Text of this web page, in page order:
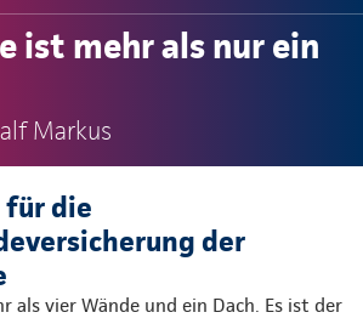
ist mehr als nur ein
Markus
für die
der
als vier Wände und ein Dach. Es ist der